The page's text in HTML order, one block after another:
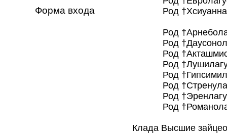
Форма входа
Род
Род
Род
Род
Род
Род
Род
Род
Род
Клада Высшие